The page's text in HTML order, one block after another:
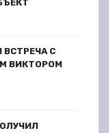
С
ВИКТОРОМ